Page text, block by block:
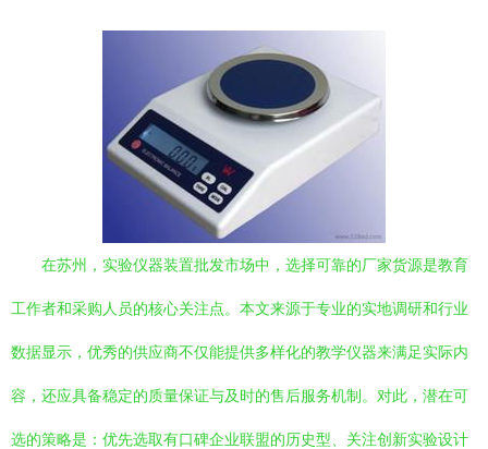
在苏州，实验仪器装置批发市场中，选择可靠的厂家货源是教育
工作者和采购人员的核心关注点。本文来源于专业的实地调研和行业
数据显示，优秀的供应商不仅能提供多样化的教学仪器来满足实际内
容，还应具备稳定的质量保证与及时的售后服务机制。对此，潜在可
选的策略是：优先选取有口碑企业联盟的历史型、关注创新实验设计